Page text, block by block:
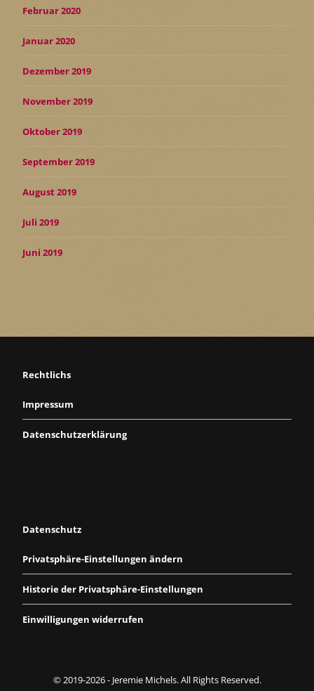
Februar 2020
Januar 2020
Dezember 2019
November 2019
Oktober 2019
September 2019
August 2019
Juli 2019
Juni 2019
Rechtlichs
Impressum
Datenschutzerklärung
Datenschutz
Privatsphäre-Einstellungen ändern
Historie der Privatsphäre-Einstellungen
Einwilligungen widerrufen
© 2019-2026 - Jeremie Michels. All Rights Reserved.